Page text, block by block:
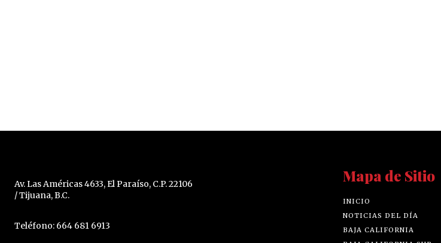
Av. Las Américas 4633, El Paraíso, C.P. 22106
/ Tijuana, B.C.
Teléfono: 664 681 6913
Mapa de Sitio
INICIO
NOTICIAS DEL DÍA
BAJA CALIFORNIA